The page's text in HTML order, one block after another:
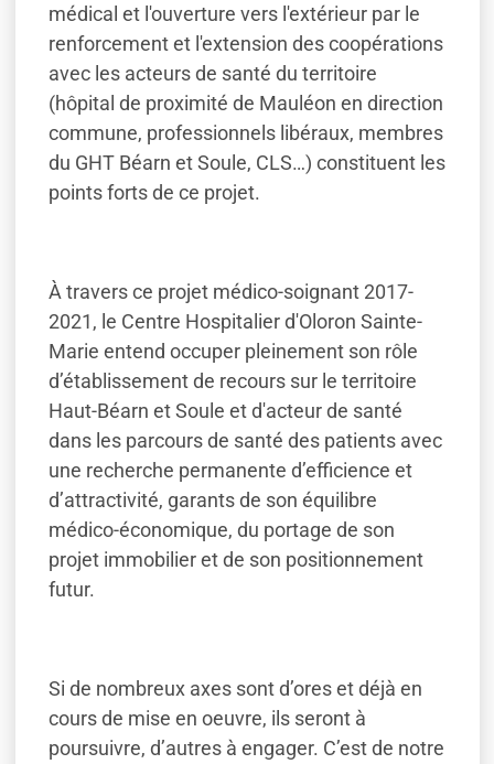
médical et l'ouverture vers l'extérieur par le
renforcement et l'extension des coopérations
avec les acteurs de santé du territoire
(hôpital de proximité de Mauléon en direction
commune, professionnels libéraux, membres
du GHT Béarn et Soule, CLS…) constituent les
points forts de ce projet.
À travers ce projet médico-soignant 2017-
2021, le Centre Hospitalier d'Oloron Sainte-
Marie entend occuper pleinement son rôle
d’établissement de recours sur le territoire
Haut-Béarn et Soule et d'acteur de santé
dans les parcours de santé des patients avec
une recherche permanente d’efficience et
d’attractivité, garants de son équilibre
médico-économique, du portage de son
projet immobilier et de son positionnement
futur.
Si de nombreux axes sont d’ores et déjà en
cours de mise en oeuvre, ils seront à
poursuivre, d’autres à engager. C’est de notre